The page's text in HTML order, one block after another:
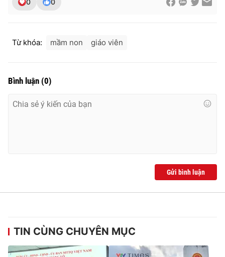
0 0
Từ khóa: mầm non giáo viên
Bình luận (0)
Gửi bình luận
TIN CÙNG CHUYÊN MỤC